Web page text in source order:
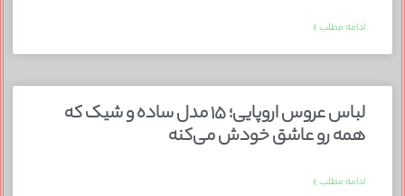
ادامه مطلب »
لباس عروس اروپایی؛ ۱۵ مدل ساده و شیک که
همه رو عاشق خودش می‌کنه
ادامه مطلب »